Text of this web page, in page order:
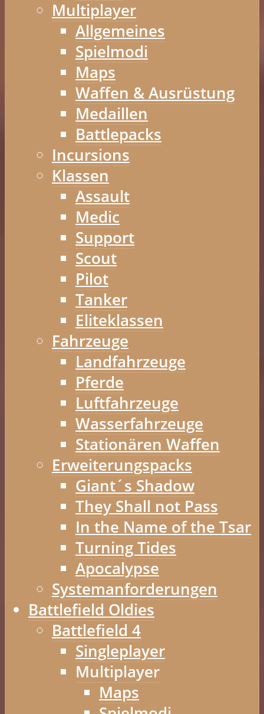
Multiplayer
Allgemeines
Spielmodi
Maps
Waffen & Ausrüstung
Medaillen
Battlepacks
Incursions
Klassen
Assault
Medic
Support
Scout
Pilot
Tanker
Eliteklassen
Fahrzeuge
Landfahrzeuge
Pferde
Luftfahrzeuge
Wasserfahrzeuge
Stationären Waffen
Erweiterungspacks
Giant´s Shadow
They Shall not Pass
In the Name of the Tsar
Turning Tides
Apocalypse
Systemanforderungen
Battlefield Oldies
Battlefield 4
Singleplayer
Multiplayer
Maps